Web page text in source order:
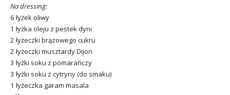
Na dressing:
6 łyżek oliwy
1 łyżka oleju z pestek dyni
2 łyżeczki brązowego cukru
2 łyżeczki musztardy Dijon
3 łyżki soku z pomarańczy
3 łyżki soku z cytryny (do smaku)
1 łyżeczka garam masala